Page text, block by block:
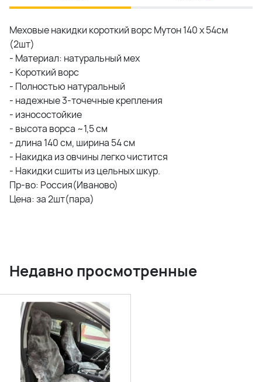
Меховые накидки короткий ворс Мутон 140 x 54см
(2шт)
- Материал: натуральный мех
- Короткий ворс
- Полностью натуральный
- надежные 3-точечные крепления
- износостойкие
- высота ворса ~1,5 см
- длина 140 см, ширина 54 см
- Накидка из овчины легко чистится
- Накидки сшиты из цельных шкур.
Пр-во: Россия(Иваново)
Цена: за 2шт(пара)
Недавно просмотренные